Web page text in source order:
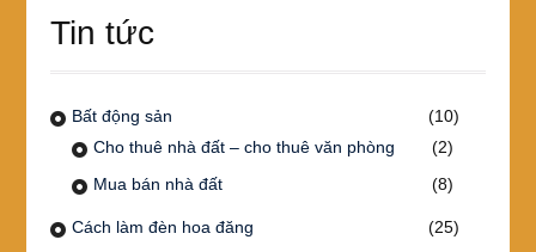
Tin tức
Bất động sản
(10)
Cho thuê nhà đất – cho thuê văn phòng
(2)
Mua bán nhà đất
(8)
Cách làm đèn hoa đăng
(25)